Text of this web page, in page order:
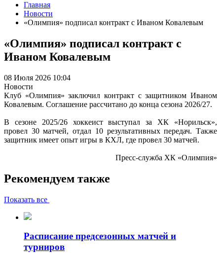
Главная
Новости
«Олимпия» подписал контракт с Иваном Ковалевым
«Олимпия» подписал контракт с
Иваном Ковалевым
08 Июля 2026 10:04
Новости
Клуб «Олимпия» заключил контракт с защитником Иваном
Ковалевым. Соглашение рассчитано до конца сезона 2026/27.
В сезоне 2025/26 хоккеист выступал за ХК «Норильск»,
провел 30 матчей, отдал 10 результативных передач. Также
защитник имеет опыт игры в КХЛ, где провел 30 матчей.
Пресс-служба ХК «Олимпия»
Рекомендуем также
Показать все
Расписание предсезонных матчей и
турниров